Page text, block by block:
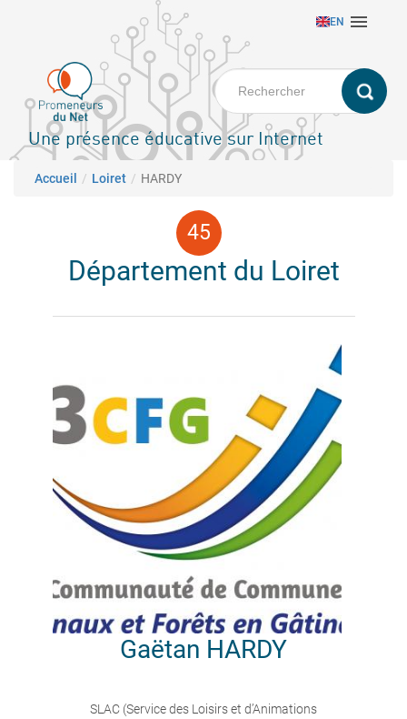
principal
EN 
Une présence éducative sur Internet
Fil d'Ariane
Accueil Loiret HARDY
Département du Loiret
Gaëtan HARDY
SLAC (Service des Loisirs et d’Animations